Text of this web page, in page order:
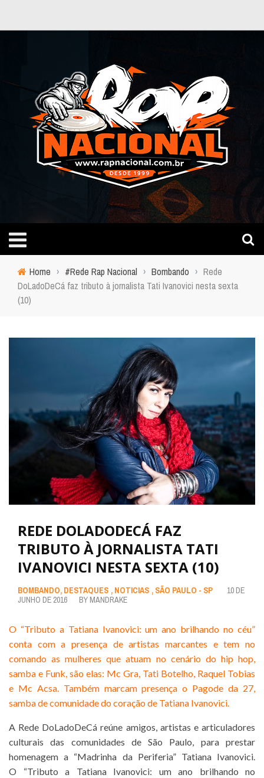
Home › #Rede Rap Nacional › Bombando › Rede
DoLadoDeCá faz tributo à jornalista Tati Ivanovici nesta sexta
(10)
REDE DOLADODECÁ FAZ
TRIBUTO À JORNALISTA TATI
IVANOVICI NESTA SEXTA (10)
BOMBANDO, DESTAQUES , NOTICIAS , SÃO PAULO - SP
10 DE
JUNHO DE 2016
BY MANDRAKE
O “Tributo a Tatiana Ivanovici: um ano brilhando no céu”
conta com a presença de artistas marcantes e tem no
comando as mulheres que atuam no cenário do hip hop,
samba e Funk, são elas: Mc Gra, Tati Botelho, Raquel Tobias
e Mc Acsa. Também marcam presença o Pagode da 27,
samba de comunidade do coração de Tatiana Ivanovici.
A Rede DoLadoDeCá reúne amigos, artistas e articuladores
culturais das comunidades de São Paulo, para prestar
homenagem a “Madrinha da Periferia” Tatiana Ivanovici.
O “Tributo a Tatiana Ivanovici: um ano brilhando no